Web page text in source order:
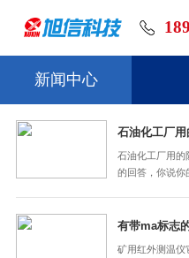
新闻中心
石油化工厂
石油化工厂用的
的回答，你说你
专业等。先来看
有带ma标志
矿用红外测温仪​